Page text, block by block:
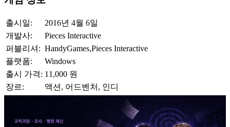
출시일:
2016년 4월 6일
개발사:
Pieces Interactive
퍼블리셔: HandyGames,Pieces Interactive
플랫폼:
Windows
출시 가격: 11,000 원
장르:
액션, 어드벤처, 인디